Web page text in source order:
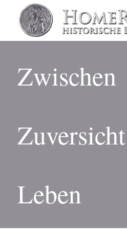
Zwischen
Leben